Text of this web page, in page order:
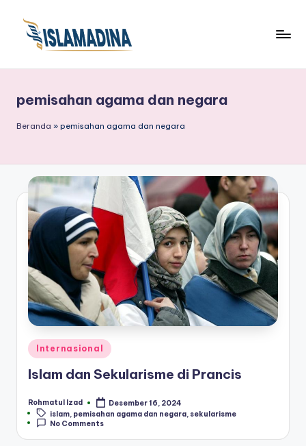
pemisahan agama dan negara
Beranda » pemisahan agama dan negara
Posted
in
Internasional
Islam dan Sekularisme di Prancis
Posted
by
Rohmatul Izad
Desember 16, 2024
Tags:islam pemisahan agama dan negara sekularisme
No Comments